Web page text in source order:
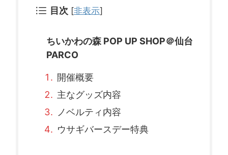
目次 [非表示]
ちいかわの森 POP UP SHOP＠仙台
PARCO
開催概要
主なグッズ内容
ノベルティ内容
ウサギバースデー特典